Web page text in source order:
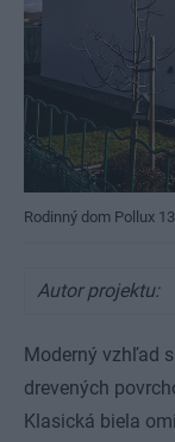
Rodinný dom Pollux
Autor projektu:
Moderný vzhľad
drevených
Klasická biela